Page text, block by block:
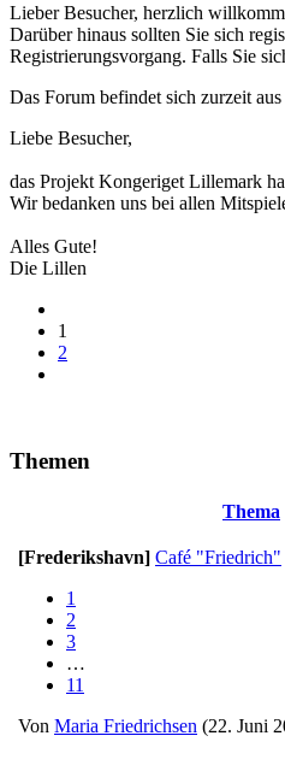
Lieber Besucher, herzlich
Darüber hinaus sollten Sie sich
Registrierungsvorgang. Falls Sie
Das Forum befindet sich zurzeit
Liebe Besucher,
das Projekt Kongeriget Lillemark
Wir bedanken uns bei allen
Alles Gute!
Die Lillen
1
2
Themen
Thema
[Frederikshavn] Café "Friedrich"
1
2
3
…
11
Von Maria Friedrichsen (22. Juni